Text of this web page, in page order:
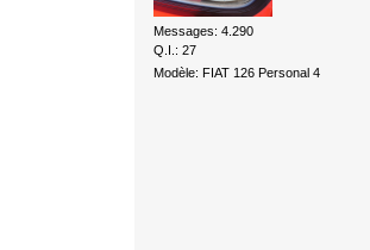
Messages: 4.290
Q.I.: 27
Modèle: FIAT 126 Personal 4